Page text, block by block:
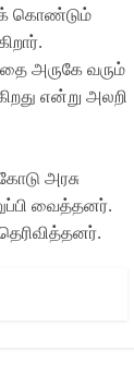
கொண்டும்
அருகே வரும்
என்று அலறி
அரசு
வைத்தனர்.